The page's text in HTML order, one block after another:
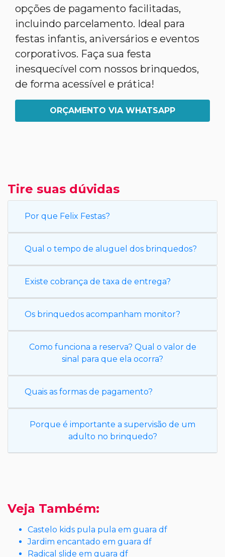
opções de pagamento facilitadas,
incluindo parcelamento. Ideal para
festas infantis, aniversários e eventos
corporativos. Faça sua festa
inesquecível com nossos brinquedos,
de forma acessível e prática!
ORÇAMENTO VIA WHATSAPP
Tire suas dúvidas
Por que Felix Festas?
Qual o tempo de aluguel dos brinquedos?
Existe cobrança de taxa de entrega?
Os brinquedos acompanham monitor?
Como funciona a reserva? Qual o valor de
sinal para que ela ocorra?
Quais as formas de pagamento?
Porque é importante a supervisão de um
adulto no brinquedo?
Veja Também:
Castelo kids pula pula em guara df
Jardim encantado em guara df
Radical slide em guara df